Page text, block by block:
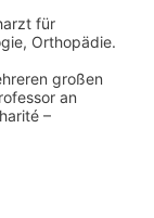
für
Orthopädie.
großen
an
–